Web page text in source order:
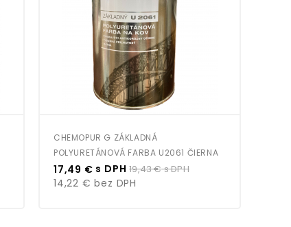
CHEMOPUR G ZÁKLADNÁ
POLYURETÁNOVÁ FARBA U2061 ČIERNA
Cena
17,49 € s DPH Bežná
cena
19,43 €s DPH
14,22 € bez DPH